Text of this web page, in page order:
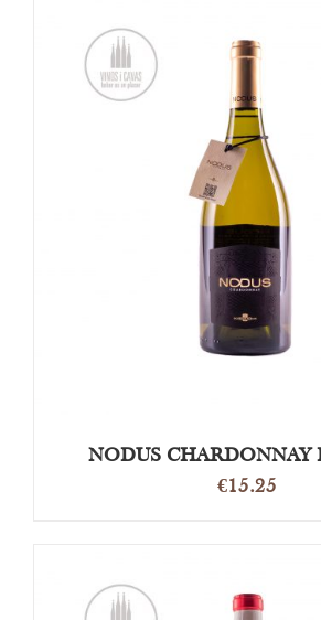
OPTIES SELECTEREN /
NODUS CHARDONNAY
€15.25